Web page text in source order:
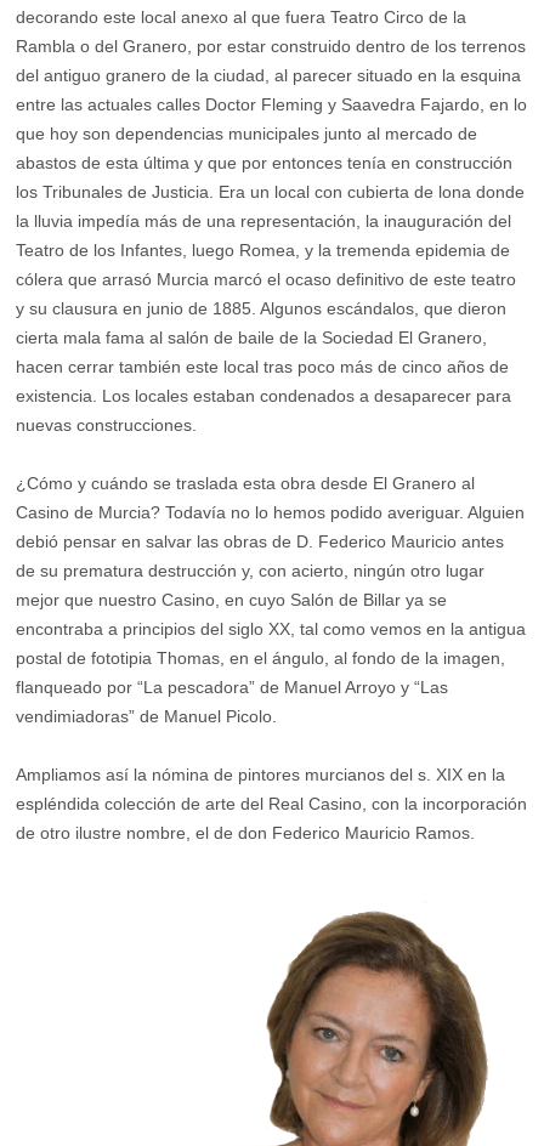
decorando este local anexo al que fuera Teatro Circo de la
Rambla o del Granero, por estar construido dentro de los terrenos
del antiguo granero de la ciudad, al parecer situado en la esquina
entre las actuales calles Doctor Fleming y Saavedra Fajardo, en lo
que hoy son dependencias municipales junto al mercado de
abastos de esta última y que por entonces tenía en construcción
los Tribunales de Justicia. Era un local con cubierta de lona donde
la lluvia impedía más de una representación, la inauguración del
Teatro de los Infantes, luego Romea, y la tremenda epidemia de
cólera que arrasó Murcia marcó el ocaso definitivo de este teatro
y su clausura en junio de 1885. Algunos escándalos, que dieron
cierta mala fama al salón de baile de la Sociedad El Granero,
hacen cerrar también este local tras poco más de cinco años de
existencia. Los locales estaban condenados a desaparecer para
nuevas construcciones.
¿Cómo y cuándo se traslada esta obra desde El Granero al
Casino de Murcia? Todavía no lo hemos podido averiguar. Alguien
debió pensar en salvar las obras de D. Federico Mauricio antes
de su prematura destrucción y, con acierto, ningún otro lugar
mejor que nuestro Casino, en cuyo Salón de Billar ya se
encontraba a principios del siglo XX, tal como vemos en la antigua
postal de fototipia Thomas, en el ángulo, al fondo de la imagen,
flanqueado por “La pescadora” de Manuel Arroyo y “Las
vendimiadoras” de Manuel Picolo.
Ampliamos así la nómina de pintores murcianos del s. XIX en la
espléndida colección de arte del Real Casino, con la incorporación
de otro ilustre nombre, el de don Federico Mauricio Ramos.